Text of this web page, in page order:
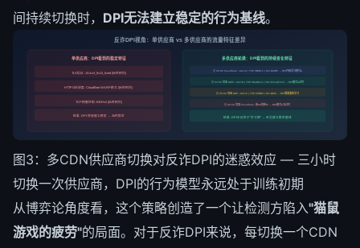
间持续切换时， DPI无法建立稳定的行为基线。
反诈DPI视角：单供应商 vs 多供应商的流量特征差异
单供应商：DPI看到的稳定特征
TLS指纹: JA4=cf_tls13_fixed (始终相同)
HTTP/2帧调度: Cloudflare WARP模式 (始终相同)
TCP拥塞控制: BBRv2 (始终相同)
结果: DPI 快速建立模型 → 2h内锁定
多供应商轮换：DPI看到的持续变化特征
⏰ 00:00 Cloudflare: JA4=A | TCP=BBRv2 | H2=WARP → DPI开始学习模式A
⏰ 03:00 切至 AWS: JA4=B | TCP=NewReno | H2=CloudFront → DPI模式A过时
⏰ 06:00 切至 GCP: JA4=C | TCP=CUBIC | H2=QUIC → DPI需要重新学习
⏰ 09:00 切回 Cloudflare: 新AS的新IP → DPI模式C又过时
结果: DPI永远处于"学习期" → 无法建立稳定基线
图3：多CDN供应商切换对反诈DPI的迷惑效应 — 三小时
切换一次供应商，DPI的行为模型永远处于训练初期
从博弈论角度看，这个策略创造了一个让检测方陷入"猫鼠
游戏的疲劳"的局面。对于反诈DPI来说，每切换一个CDN